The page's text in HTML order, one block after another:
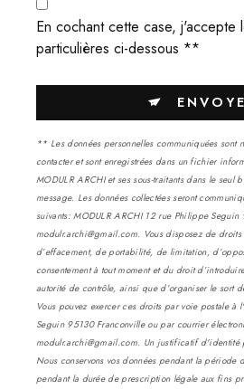
En cochant cette case, j'accepte
particulières ci-dessous **
** Les données personnelles communiquées sont
contacter et sont enregistrées dans un fichier
MODULR ARCHI et ses sous-traitants dans le seul
message. Les données collectées seront
suivants: MODULR ARCHI 12 rue Philippe Seguin
modulr.archi@gmail.com. Vous disposez de
d’effacement, de portabilité, de limitation,
consentement à tout moment et du droit
autorité de contrôle, ainsi que d’organiser le sort
Vous pouvez exercer ces droits par voie postale à
Seguin 95130 Franconville ou par courrier
modulr.archi@gmail.com. Un justificatif d'identité
Nous conservons vos données pendant la
pendant la durée de prescription légale aux fins